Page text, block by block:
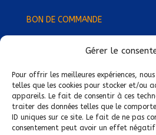
Gérer le
Pour offrir les meilleures expériences,
telles que les cookies pour stocker et/ou
appareils. Le fait de consentir à ces
traiter des données telles que le
ID uniques sur ce site. Le fait de ne pas
consentement peut avoir un effet négatif
BON DE COMMANDE
Devenez Délégué·e Régional·e !
Trouvez-nous près de chez vous !
Mentions légales
Conditions générales de vente